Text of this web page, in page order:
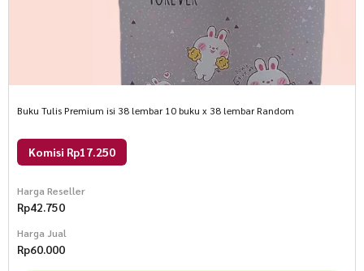
Buku Tulis Premium isi 38 lembar 10 buku x 38 lembar Random
Komisi Rp17.250
Harga Reseller
Rp42.750
Harga Jual
Rp60.000